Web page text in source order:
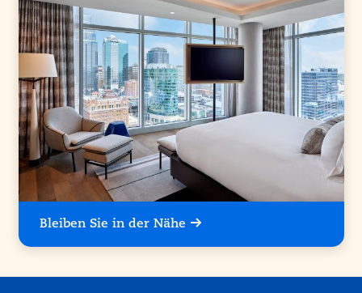
Bleiben Sie in der Nähe